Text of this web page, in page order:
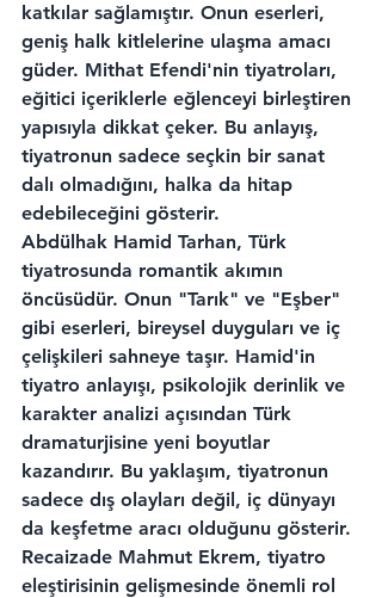
katkılar sağlamıştır. Onun eserleri,
geniş halk kitlelerine ulaşma amacı
güder. Mithat Efendi'nin tiyatroları,
eğitici içeriklerle eğlenceyi birleştiren
yapısıyla dikkat çeker. Bu anlayış,
tiyatronun sadece seçkin bir sanat
dalı olmadığını, halka da hitap
edebileceğini gösterir.
Abdülhak Hamid Tarhan, Türk
tiyatrosunda romantik akımın
öncüsüdür. Onun "Tarık" ve "Eşber"
gibi eserleri, bireysel duyguları ve iç
çelişkileri sahneye taşır. Hamid'in
tiyatro anlayışı, psikolojik derinlik ve
karakter analizi açısından Türk
dramaturjisine yeni boyutlar
kazandırır. Bu yaklaşım, tiyatronun
sadece dış olayları değil, iç dünyayı
da keşfetme aracı olduğunu gösterir.
Recaizade Mahmut Ekrem, tiyatro
eleştirisinin gelişmesinde önemli rol